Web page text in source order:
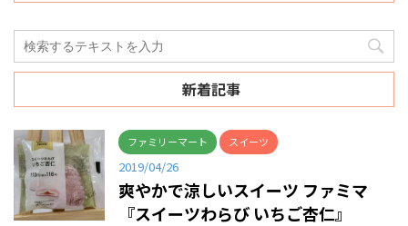
新着記事
ファミリーマート スイーツ
2019/04/26
爽やかで涼しいスイーツ ファミマ
『スイーツわらび いちご杏仁』